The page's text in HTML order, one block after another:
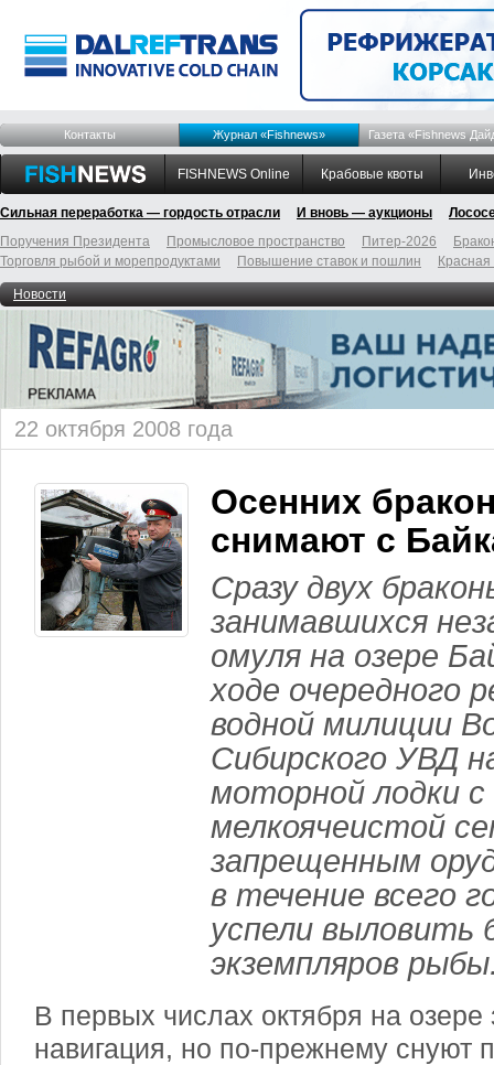
Контакты Журнал «Fishnews» Газета «Fishnews
FISHNEWS Online Крабовые квоты
Сильная переработка — гордость отрасли И вновь — аукционы
Поручения Президента
Промысловое пространство Питер-2026
Торговля рыбой и морепродуктами
Повышение ставок и пошлин
Новости
22 октября 2008 года
Осенних
снимают с
Сразу двух
занимавшихся
омуля на озере
ходе очередного
водной милиции
Сибирского УВД
моторной лодки
мелкоячеистой
запрещенным
в течение всего
успели выловить
экземпляров
В первых числах октября на
навигация, но по-прежнему снуют